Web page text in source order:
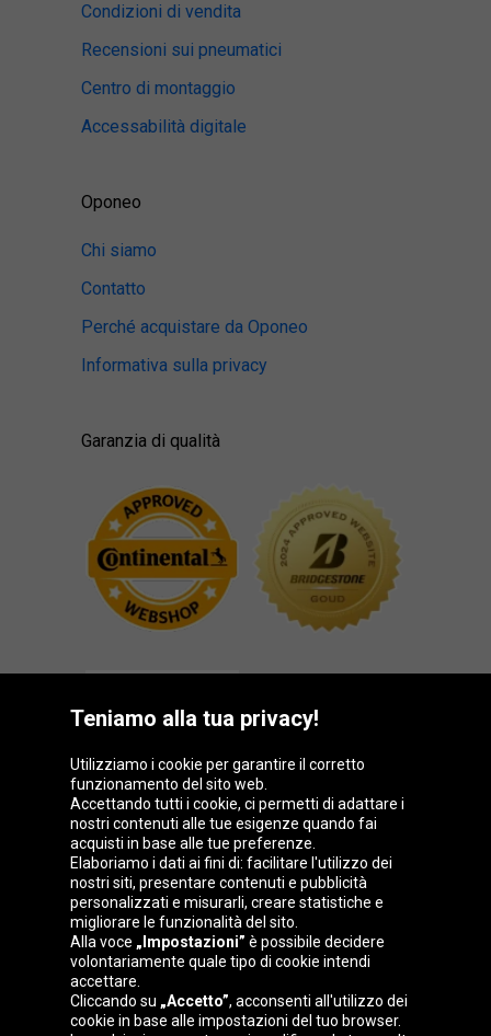
Condizioni di vendita
Recensioni sui pneumatici
Centro di montaggio
Accessabilità digitale
Oponeo
Chi siamo
Contatto
Perché acquistare da Oponeo
Informativa sulla privacy
Garanzia di qualità
Gruppo Oponeo
Belgique
Česká
republika
Deutschland Éire
España
Teniamo alla tua privacy!
Utilizziamo i cookie per garantire il corretto
funzionamento del sito web.
Accettando tutti i cookie, ci permetti di adattare i
nostri contenuti alle tue esigenze quando fai
acquisti in base alle tue preferenze.
Elaboriamo i dati ai fini di: facilitare l'utilizzo dei
nostri siti, presentare contenuti e pubblicità
personalizzati e misurarli, creare statistiche e
migliorare le funzionalità del sito.
Alla voce „Impostazioni” è possibile decidere
volontariamente quale tipo di cookie intendi
accettare.
Cliccando su „Accetto”, acconsenti all'utilizzo dei
cookie in base alle impostazioni del tuo browser.